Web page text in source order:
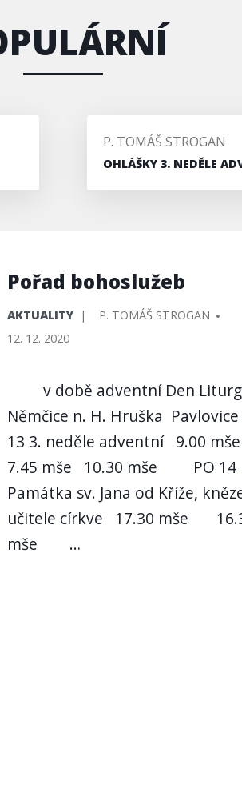
PŘIDAL/A
P. TOMÁŠ STROGAN
OHLÁŠKY 3. NEDĚLE
Pořad bohoslužeb
PUBLIKOVÁNO
V
AKTUALITY PŘIDAL/A
P. TOMÁŠ STROGAN
12. 12. 2020
v době adventní Den
Němčice n. H. Hruška
13 3. neděle adventní 9.00
7.45 mše 10.30 mše PO 14
Památka sv. Jana od Kříže,
učitele církve 17.30 mše
mše …